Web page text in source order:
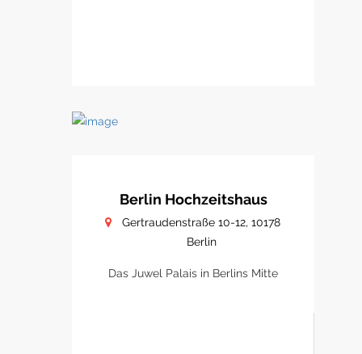
Berlin Hochzeitshaus
Gertraudenstraße 10-12, 10178
Berlin
Das Juwel Palais in Berlins Mitte